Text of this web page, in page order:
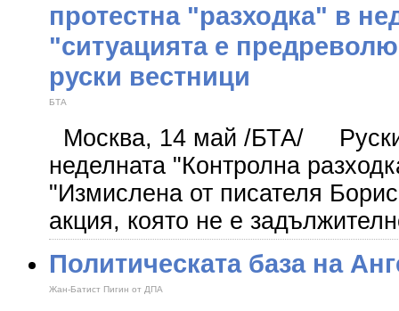
протестна "разходка" в
"ситуацията е
руски вестници
БТА
Москва, 14 май /БТА/
неделната "Контролна
"Измислена от писателя
акция, която не е
Политическата база на
Жан-Батист Пигин от ДПА